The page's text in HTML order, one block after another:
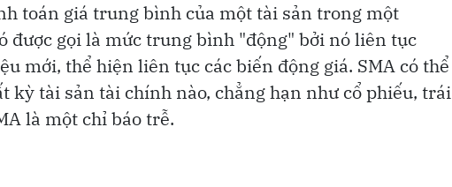
toán giá trung bình của một tài sản trong một
được gọi là mức trung bình "động" bởi nó liên tục
mới, thể hiện liên tục các biến động giá. SMA có thể
kỳ tài sản tài chính nào, chẳng hạn như cổ phiếu, trái
là một chỉ báo trễ.